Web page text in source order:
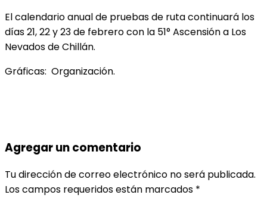
El calendario anual de pruebas de ruta continuará los
días 21, 22 y 23 de febrero con la 51° Ascensión a Los
Nevados de Chillán.
Gráficas: Organización.
Agregar un comentario
Tu dirección de correo electrónico no será publicada.
Los campos requeridos están marcados *